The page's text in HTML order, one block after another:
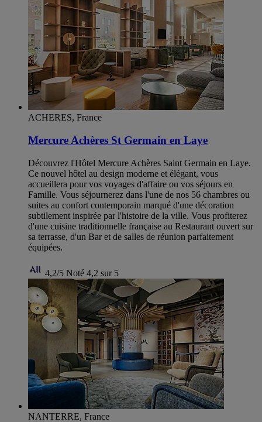
ACHERES, France
Mercure Achères St Germain en Laye
Découvrez l'Hôtel Mercure Achères Saint Germain en Laye.
Ce nouvel hôtel au design moderne et élégant, vous
accueillera pour vos voyages d'affaire ou vos séjours en
Famille. Vous séjournerez dans l'une de nos 56 chambres ou
suites au confort contemporain marqué d'une décoration
subtilement inspirée par l'histoire de la ville. Vous profiterez
d'une cuisine traditionnelle française au Restaurant ouvert sur
sa terrasse, d'un Bar et de salles de réunion parfaitement
équipées.
4,2/5 Noté 4,2 sur 5
NANTERRE, France